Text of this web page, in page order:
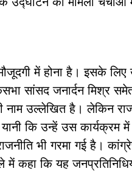
में होना है। इसके
सांसद जनार्दन मिश्र
नाम उल्लेखित है। लेकिन
कि उन्हें उस कार्यक्रम
भी गरमा गई है।
में कहा कि यह